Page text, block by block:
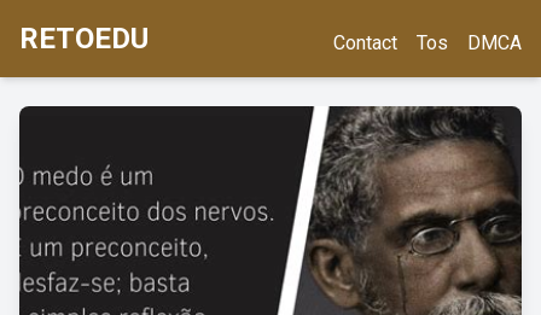
RETOEDU Contact Tos DMCA